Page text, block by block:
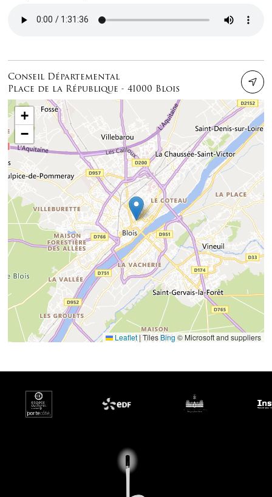
Conseil Départemental
Place de la République - 41000 Blois
+
−
Leaflet|TilesBing © Microsoft and suppliers